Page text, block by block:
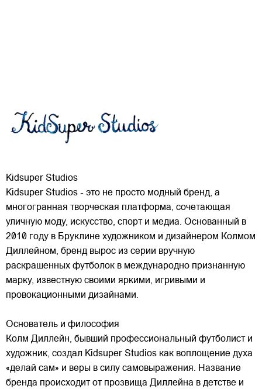
Kidsuper Studios
Kidsuper Studios - это не просто модный бренд, а
многогранная творческая платформа, сочетающая
уличную моду, искусство, спорт и медиа. Основанный в
2010 году в Бруклине художником и дизайнером Колмом
Диллейном, бренд вырос из серии вручную
раскрашенных футболок в международно признанную
марку, известную своими яркими, игривыми и
провокационными дизайнами.
Основатель и философия
Колм Диллейн, бывший профессиональный футболист и
художник, создал Kidsuper Studios как воплощение духа
«делай сам» и веры в силу самовыражения. Название
бренда происходит от прозвища Диллейна в детстве и